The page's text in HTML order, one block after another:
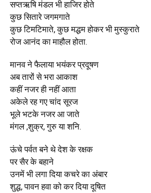
सप्तऋषि मंडल भी हाजिर होते
कुछ सितारे जगमगाते
कुछ टिमटिमाते, कुछ मद्धम होकर भी मुस्कुराते
रोज आनंद का माहौल होता.
मानव ने फैलाया भयंकर प्रदूषण
अब तारों से भरा आकाश
कहीं नजर ही नहीं आता
अकेले रह गए चांद सूरज
भूले भटके नजर आ जाते
मंगल ,शुक्र, गुरु या शनि.
ऊंचे पर्वत बने थे देश के रक्षक
पर सैर के बहाने
उनमें भी लगा दिया कचरे का अंबार
शुद्ध, पावन हवा को कर दिया दूषित